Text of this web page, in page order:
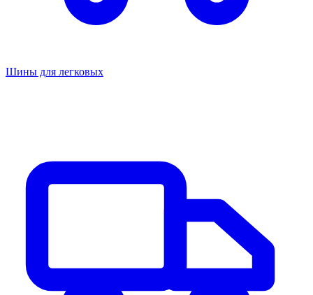
Шины для легковых